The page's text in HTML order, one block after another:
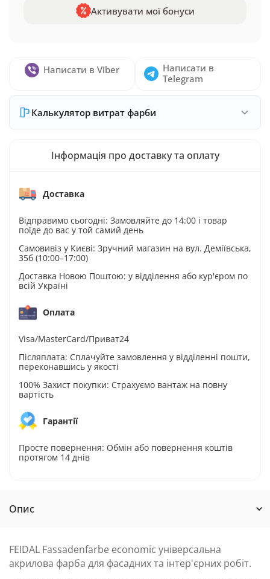
Активувати мої бонуси
Написати в Viber
Написати в
Telegram
Калькулятор витрат фарби
Інформація про доставку та оплату
Доставка
Відправимо сьогодні: Замовляйте до 14:00 і товар
поїде до вас у той самий день
Самовивіз у Києві: Зручний магазин на вул. Деміївська,
35б (10:00–17:00)
Доставка Новою Поштою: у відділення або кур'єром по
всій Україні
Оплата
Visa/MasterCard/Приват24
Післяплата: Сплачуйте замовлення у відділенні пошти,
переконавшись у якості
100% Захист покупки: Страхуємо вантаж на повну
вартість
Гарантії
Просте повернення: Обмін або повернення коштів
протягом 14 днів
Опис
FEIDAL Fassadenfarbe economiс універсальна
акрилова фарба для фасадних та інтер'єрних робіт.